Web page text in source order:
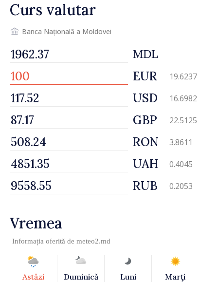
Curs valutar
Banca Națională a Moldovei
MDL
EUR 19.6237
USD 16.6982
GBP 22.5125
RON 3.8611
UAH 0.4045
RUB 0.2053
Vremea
Informația oferită de meteo2.md
Astăzi Duminică Luni Marţi